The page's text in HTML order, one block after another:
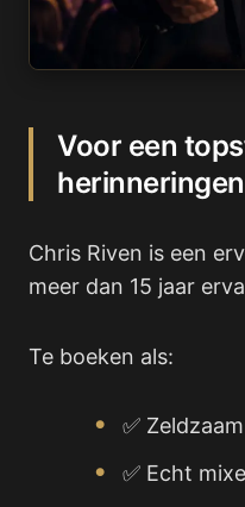
Voor een
herinneringen
Chris Riven is een
meer dan 15 jaar
Te boeken als:
✅
✅ Echt